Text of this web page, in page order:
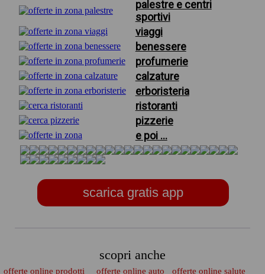
palestre e centri
sportivi
viaggi
benessere
profumerie
calzature
erboristeria
ristoranti
pizzerie
e poi ...
scarica gratis app
scopri anche
offerte online prodotti
offerte online auto
offerte online salute